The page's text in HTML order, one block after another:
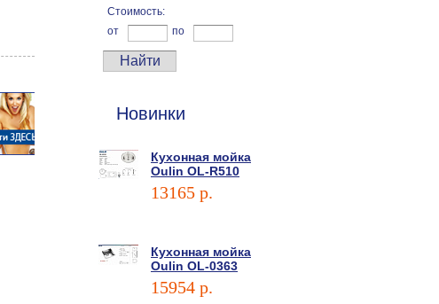
Стоимость:
от
по
Новинки
Кухонная мойка
Oulin OL-R510
13165 p.
Кухонная мойка
Oulin OL-0363
15954 p.